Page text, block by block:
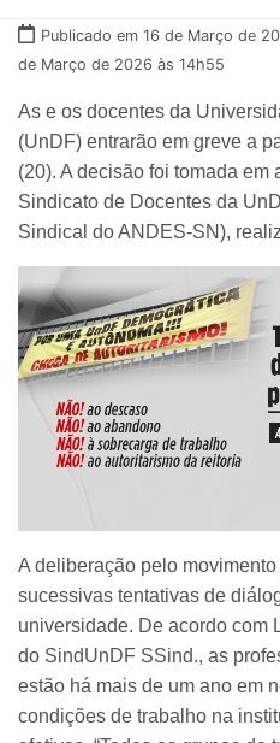
Publicado em 16 de Março de
de Março de 2026 às 14h55
As e os docentes da
(UnDF) entrarão em greve a
(20). A decisão foi tomada
Sindicato de Docentes da
Sindical do ANDES-SN),
A deliberação pelo
sucessivas tentativas de
universidade. De acordo com
do SindUnDF SSind., as
estão há mais de um ano em
condições de trabalho na